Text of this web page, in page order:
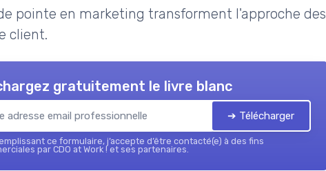
pointe en marketing transforment l'approche des
client.
gratuitement le livre blanc
➔ Télécharger
ce formulaire, j’accepte d’être contacté(e) à des fins
par CDO at Work ! et ses partenaires.